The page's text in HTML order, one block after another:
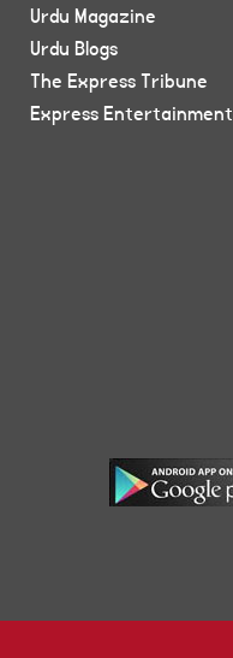
Urdu Magazine
Urdu Blogs
The Express Tribune
Express Entertainment